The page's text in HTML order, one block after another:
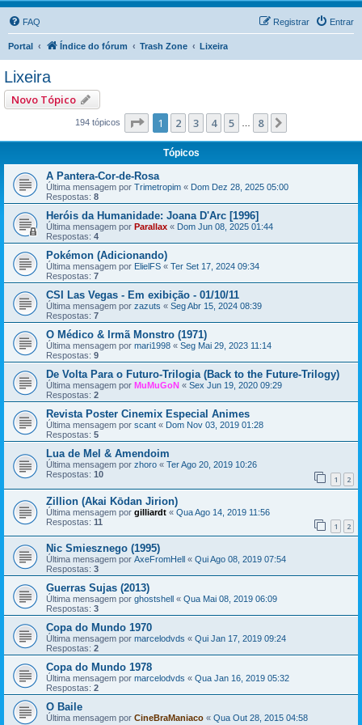
FAQ Entrar
Registrar
Portal Índice do fórum Trash Zone Lixeira
Lixeira
Novo Tópico
194 tópicos Página de 8
1 2 3 4 5 8
Tópicos
A Pantera-Cor-de-Rosa
Última mensagem por Trimetropim « Dom Dez 28, 2025 05:00
Respostas: 8
Heróis da Humanidade: Joana D'Arc [1996]
Última mensagem por Parallax « Dom Jun 08, 2025 01:44
Respostas: 4
Pokémon (Adicionando)
Última mensagem por ElielFS « Ter Set 17, 2024 09:34
Respostas: 7
CSI Las Vegas - Em exibição - 01/10/11
Última mensagem por zazuts « Seg Abr 15, 2024 08:39
Respostas: 7
O Médico & Irmã Monstro (1971)
Última mensagem por mari1998 « Seg Mai 29, 2023 11:14
Respostas: 9
De Volta Para o Futuro-Trilogia (Back to the Future-Trilogy)
Última mensagem por MuMuGoN « Sex Jun 19, 2020 09:29
Respostas: 2
Revista Poster Cinemix Especial Animes
Última mensagem por scant « Dom Nov 03, 2019 01:28
Respostas: 5
Lua de Mel & Amendoim
Última mensagem por zhoro « Ter Ago 20, 2019 10:26
Respostas: 10 1 2
Zillion (Akai Kōdan Jirion)
Última mensagem por gilliardt « Qua Ago 14, 2019 11:56
Respostas: 11 1 2
Nic Smiesznego (1995)
Última mensagem por AxeFromHell « Qui Ago 08, 2019 07:54
Respostas: 3
Guerras Sujas (2013)
Última mensagem por ghostshell « Qua Mai 08, 2019 06:09
Respostas: 3
Copa do Mundo 1970
Última mensagem por marcelodvds « Qui Jan 17, 2019 09:24
Respostas: 2
Copa do Mundo 1978
Última mensagem por marcelodvds « Qua Jan 16, 2019 05:32
Respostas: 2
O Baile
Última mensagem por CineBraManiaco « Qua Out 28, 2015 04:58